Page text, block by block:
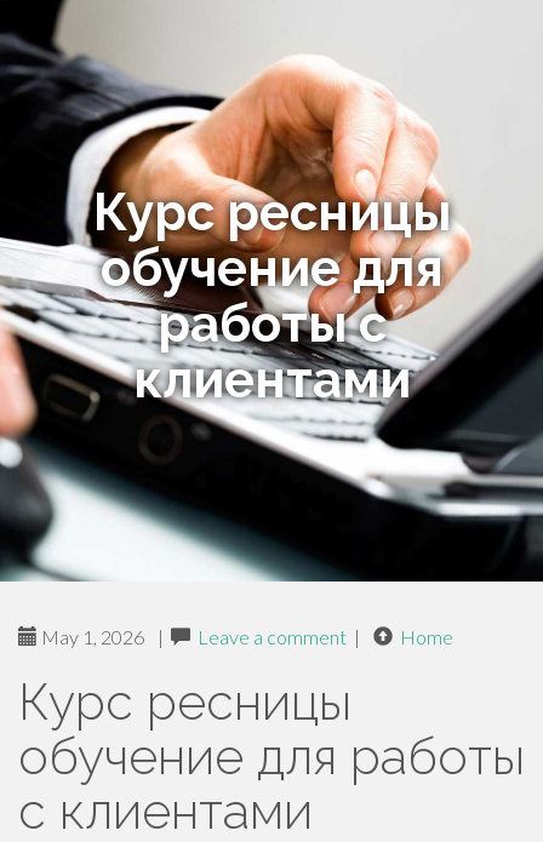
Курс ресницы
обучение для
работы с
клиентами
May 1, 2026 | Leave a comment | Home
Курс ресницы
обучение для работы
с клиентами